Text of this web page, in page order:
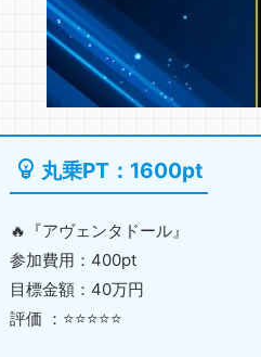
丸乗PT：1600pt
🔥『アヴェンタドール』
参加費用：400pt
目標金額：40万円
評価 ：⭐️⭐️⭐️⭐️⭐️